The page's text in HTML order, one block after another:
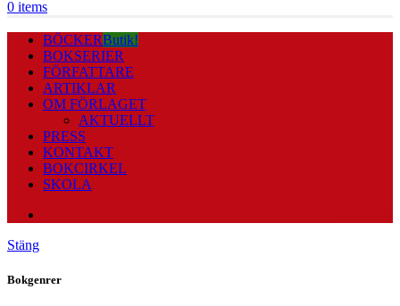
0 items
BÖCKERButik!
BOKSERIER
FÖRFATTARE
ARTIKLAR
OM FÖRLAGET
AKTUELLT
PRESS
KONTAKT
BOKCIRKEL
SKOLA
Stäng
Bokgenrer